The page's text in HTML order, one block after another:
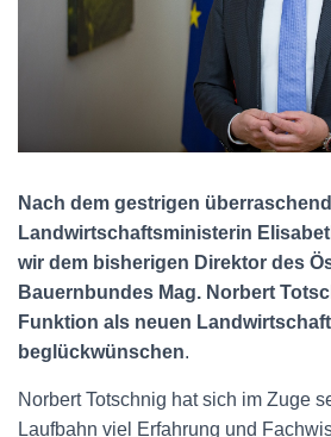
Nach dem gestrigen
Landwirtschaftsministerin
wir dem bisherigen Direktor des
Bauernbundes Mag. Norbert
Funktion als neuen
beglückwünschen.
Norbert Totschnig hat sich im Zuge
Laufbahn viel Erfahrung und